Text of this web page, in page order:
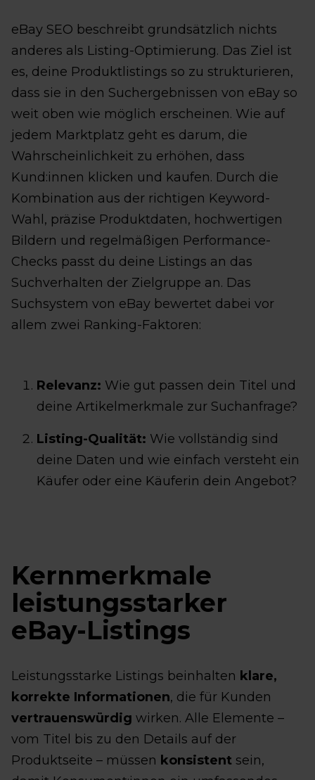
eBay SEO beschreibt grundsätzlich nichts
anderes als Listing-Optimierung. Das Ziel ist
es, deine Produktlistings so zu strukturieren,
dass sie in den Suchergebnissen von eBay so
weit oben wie möglich erscheinen. Wie auf
jedem Marktplatz geht es darum, die
Wahrscheinlichkeit zu erhöhen, dass
Kund:innen klicken und kaufen. Durch die
Kombination aus der richtigen Keyword-
Wahl, präzise Produktdaten, hochwertigen
Bildern und regelmäßigen Performance-
Checks passt du deine Listings an das
Suchverhalten der Zielgruppe an. Das
Suchsystem von eBay bewertet dabei vor
allem zwei Ranking-Faktoren:
Relevanz: Wie gut passen dein Titel und
deine Artikelmerkmale zur Suchanfrage?
Listing-Qualität: Wie vollständig sind
deine Daten und wie einfach versteht ein
Käufer oder eine Käuferin dein Angebot?
Kernmerkmale
leistungsstarker
eBay-Listings
Leistungsstarke Listings beinhalten klare,
korrekte Informationen, die für Kunden
vertrauenswürdig wirken. Alle Elemente –
vom Titel bis zu den Details auf der
Produktseite – müssen konsistent sein,